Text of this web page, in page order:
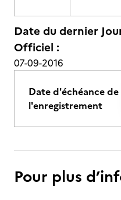
Date du dernier
Officiel :
07-09-2016
Date d'échéance de
l'enregistrement
Pour plus